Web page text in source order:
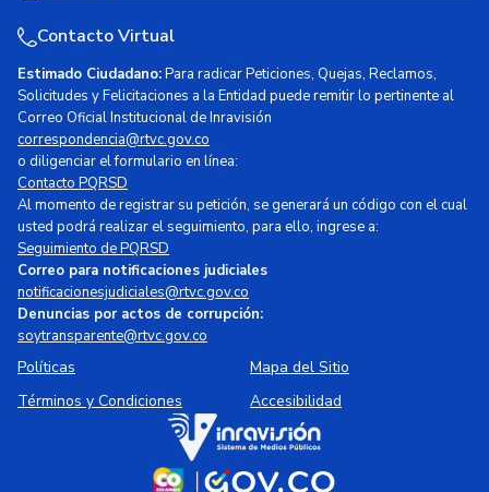
Contacto Virtual
Estimado Ciudadano:Para radicar Peticiones, Quejas, Reclamos,
Solicitudes y Felicitaciones a la Entidad puede remitir lo pertinente al
Correo Oficial Institucional de Inravisión
correspondencia@rtvc.gov.co
o diligenciar el formulario en línea:
Contacto PQRSD
Al momento de registrar su petición, se generará un código con el cual
usted podrá realizar el seguimiento, para ello, ingrese a:
Seguimiento de PQRSD
Correo para notificaciones judiciales
notificacionesjudiciales@rtvc.gov.co
Denuncias por actos de corrupción:
soytransparente@rtvc.gov.co
Políticas
Mapa del Sitio
Términos y Condiciones
Accesibilidad